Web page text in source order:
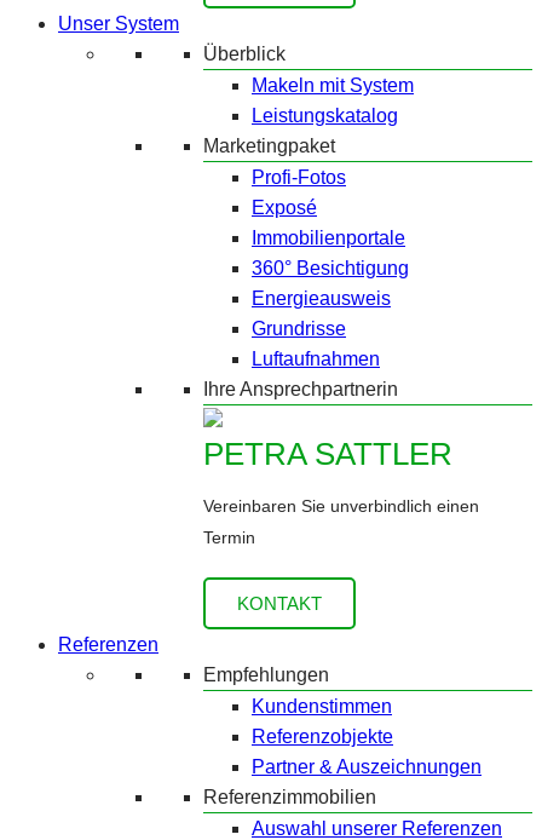
Unser System
Überblick
Makeln mit System
Leistungskatalog
Marketingpaket
Profi-Fotos
Exposé
Immobilienportale
360° Besichtigung
Energieausweis
Grundrisse
Luftaufnahmen
Ihre Ansprechpartnerin
PETRA SATTLER
Vereinbaren Sie unverbindlich einen
Termin
KONTAKT
Referenzen
Empfehlungen
Kundenstimmen
Referenzobjekte
Partner & Auszeichnungen
Referenzimmobilien
Auswahl unserer Referenzen